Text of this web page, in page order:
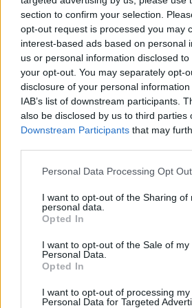
section to confirm your selection.
opt-out request is processed you may
interest-based ads based on personal
us or personal information disclosed
your opt-out. You may separately opt-
disclosure of your personal
IAB’s list of downstream participants.
also be disclosed by us to third parties
Downstream Participants that may
Personal Data Processing Opt
I want to opt-out of the Sharing of
personal data.
Opted In
I want to opt-out of the Sale of my
Personal Data.
Opted In
I want to opt-out of processing my
Personal Data for Targeted
κεφαλαιοκρατών, και συνολικά
κομμάτων ότι έτσι σώζεται η
ξεγελάσει κανέναν και καμιά.
Σώζουν όσο μπορούν τα κέρδη
το έδαφος για να βγάζουν κέρδη
10ετίες. Χρησιμοποιούν κάθε
κρατική και παρακρατική βία
νέων πολιτικών κομμάτων για
εξουσία τους και την άγρια
Τους απαντάμε:
ΚΑΜΙΑ ΘΥΣΙΑ ΓΙΑ ΤΗΝ
ΚΑΤΩ ΤΑ ΚΟΜΜΑΤΑ ΤΟΥ
ΕΞΟΔΟΣ ΑΠΟ ΤΗΝ Ε.Ε ΜΕ ΛΑΪΚΗ
Μέσω των σωματείων μας, των